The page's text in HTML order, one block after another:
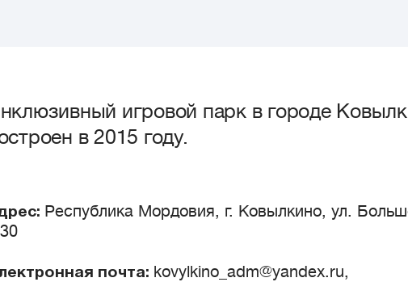
игровой парк в городе
в 2015 году.
Республика Мордовия, г. Ковылкино, ул.
почта: kovylkino_adm@yandex.ru,